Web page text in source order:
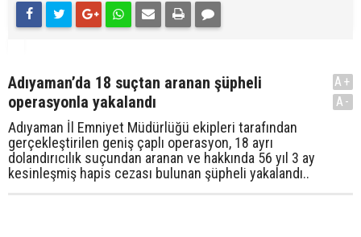
Adıyaman’da 18 suçtan aranan şüpheli
operasyonla yakalandı
Adıyaman İl Emniyet Müdürlüğü ekipleri tarafından
gerçekleştirilen geniş çaplı operasyon, 18 ayrı
dolandırıcılık suçundan aranan ve hakkında 56 yıl 3 ay
kesinleşmiş hapis cezası bulunan şüpheli yakalandı..
A+
A-